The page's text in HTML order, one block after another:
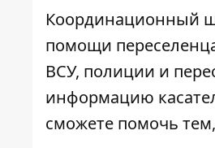
Координационный
помощи
ВСУ, полиции и
информацию
сможете помочь